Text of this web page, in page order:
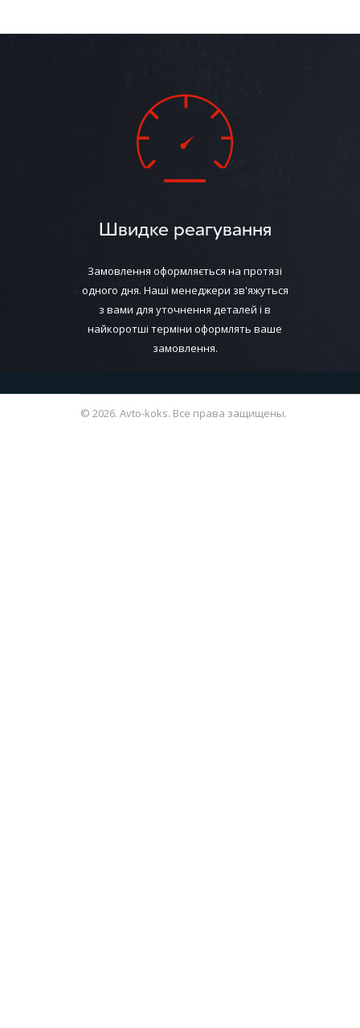
Швидке реагування
Замовлення оформляється на протязі
одного дня. Наші менеджери зв'яжуться
з вами для уточнення деталей і в
найкоротші терміни оформлять ваше
замовлення.
© 2026. Avto-koks. Все права защищены.